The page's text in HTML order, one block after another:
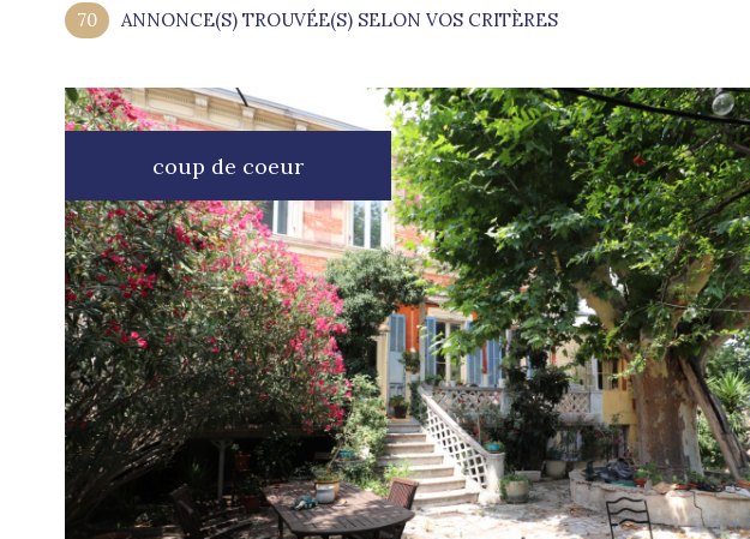
70 ANNONCE(S) TROUVÉE(S) SELON VOS CRITÈRES
coup de coeur
voir le
bien